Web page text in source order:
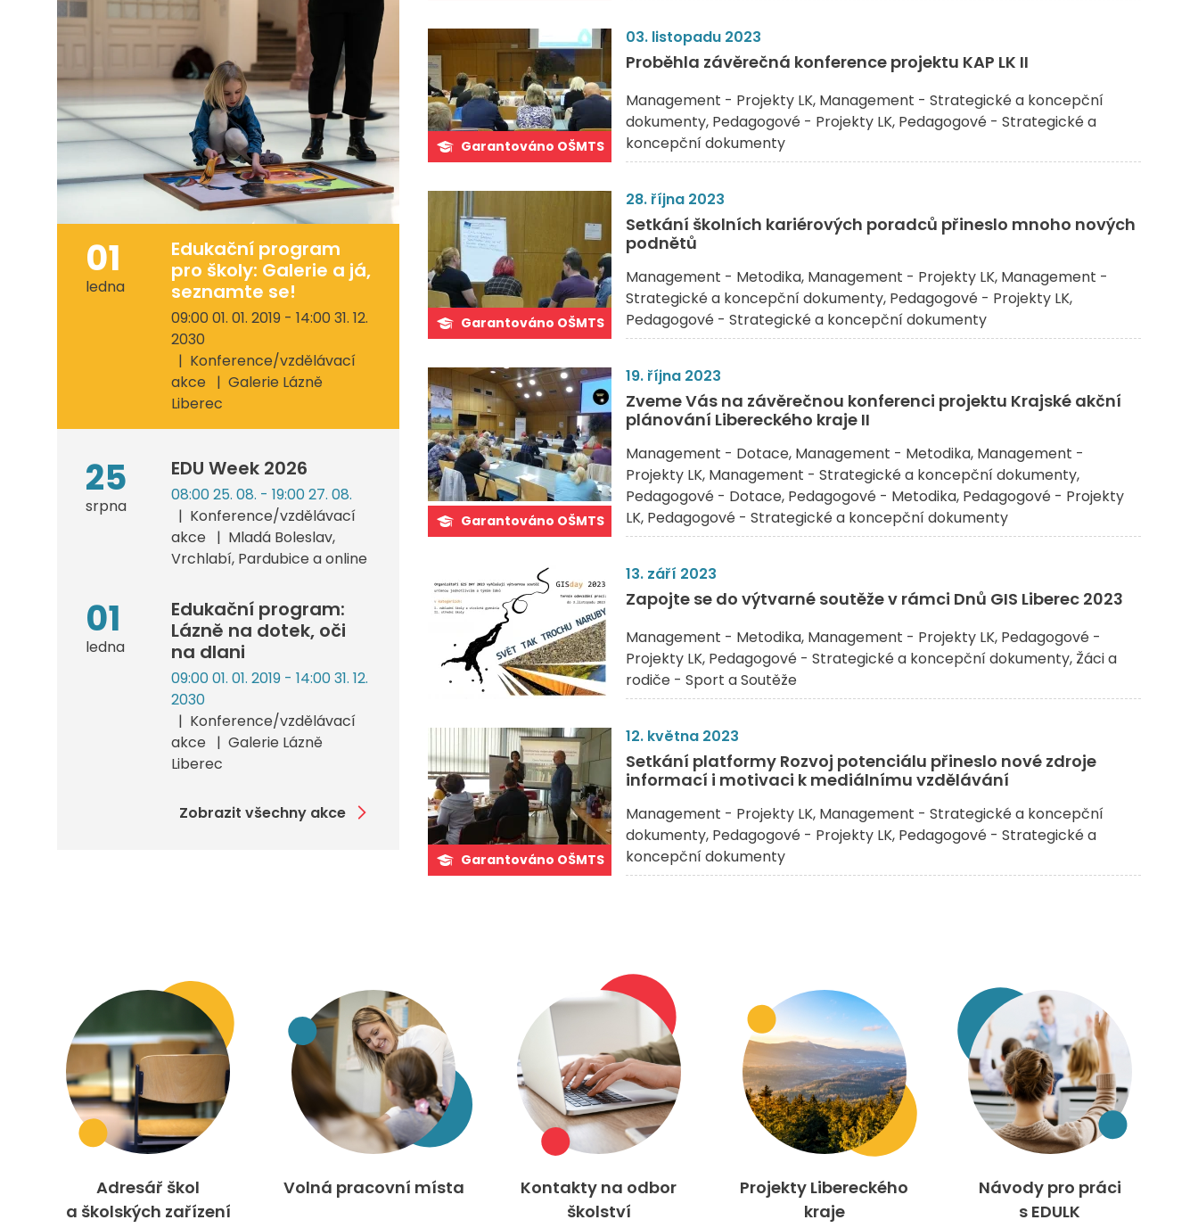
Garantováno OŠMTS
03. listopadu 2023
Proběhla závěrečná konference projektu KAP LK II
Management - Projekty LK Management - Strategické a koncepční
dokumenty Pedagogové - Projekty LK Pedagogové - Strategické a
koncepční dokumenty
Garantováno OŠMTS
28. října 2023
Setkání školních kariérových poradců přineslo mnoho nových
podnětů
Management - Metodika Management - Projekty LK Management -
Strategické a koncepční dokumenty Pedagogové - Projekty LK
Pedagogové - Strategické a koncepční dokumenty
Garantováno OŠMTS
19. října 2023
Zveme Vás na závěrečnou konferenci projektu Krajské akční
plánování Libereckého kraje II
Management - Dotace Management - Metodika Management -
Projekty LK Management - Strategické a koncepční dokumenty
Pedagogové - Dotace Pedagogové - Metodika Pedagogové - Projekty
LK Pedagogové - Strategické a koncepční dokumenty
13. září 2023
Zapojte se do výtvarné soutěže v rámci Dnů GIS Liberec 2023
Management - Metodika Management - Projekty LK Pedagogové -
Projekty LK Pedagogové - Strategické a koncepční dokumenty Žáci a
rodiče - Sport a Soutěže
Garantováno OŠMTS
12. května 2023
Setkání platformy Rozvoj potenciálu přineslo nové zdroje
informací i motivaci k mediálnímu vzdělávání
Management - Projekty LK Management - Strategické a koncepční
dokumenty Pedagogové - Projekty LK Pedagogové - Strategické a
koncepční dokumenty
01
ledna
Edukační program
pro školy: Galerie a já,
seznamte se!
09:00 01. 01. 2019 - 14:00 31. 12.
2030
Konference/vzdělávací
akce
Galerie Lázně
Liberec
25
srpna
EDU Week 2026
08:00 25. 08. - 19:00 27. 08.
Konference/vzdělávací
akce
Mladá Boleslav,
Vrchlabí, Pardubice a online
01
ledna
Edukační program:
Lázně na dotek, oči
na dlani
09:00 01. 01. 2019 - 14:00 31. 12.
2030
Konference/vzdělávací
akce
Galerie Lázně
Liberec
Zobrazit všechny akce
Adresář škol
a školských zařízení
Volná pracovní místa
Kontakty na odbor
školství
Projekty Libereckého
kraje
Návody pro práci
s EDULK